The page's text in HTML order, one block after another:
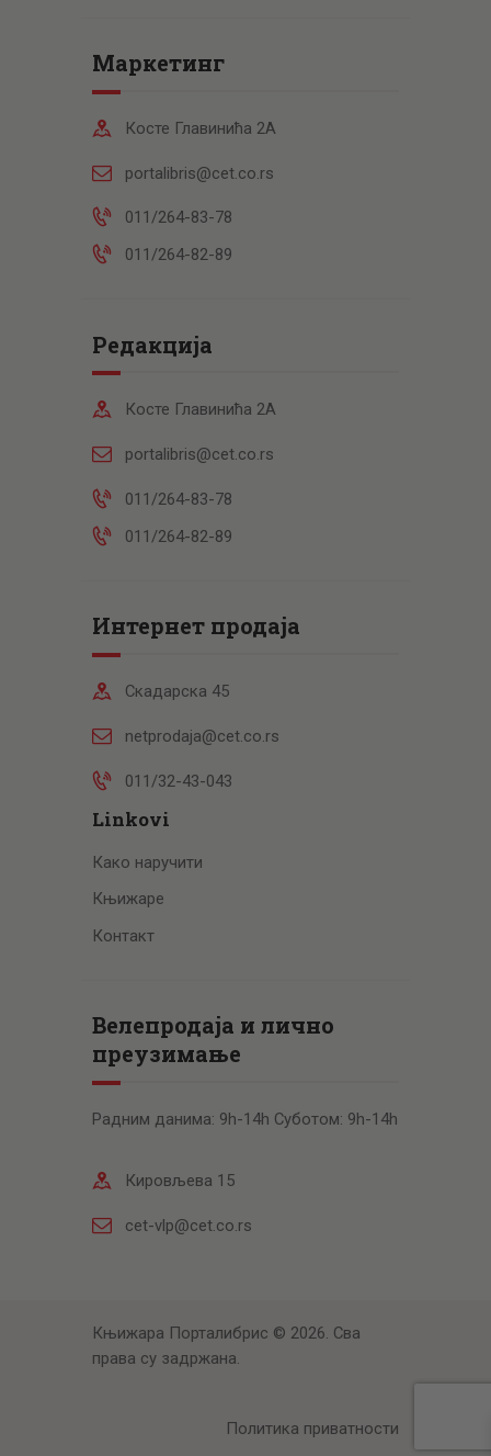
Маркетинг
Косте Главинића 2А
portalibris@cet.co.rs
011/264-83-78
011/264-82-89
Редакција
Косте Главинића 2А
portalibris@cet.co.rs
011/264-83-78
011/264-82-89
Интернет продаја
Скадарска 45
netprodaja@cet.co.rs
011/32-43-043
Linkovi
Како наручити
Књижаре
Контакт
Велепродаја и лично
преузимање
Радним данима: 9h-14h Суботом: 9h-14h
Кировљева 15
cet-vlp@cet.co.rs
Књижара Порталибрис © 2026. Сва
права су задржана.
Политика приватности